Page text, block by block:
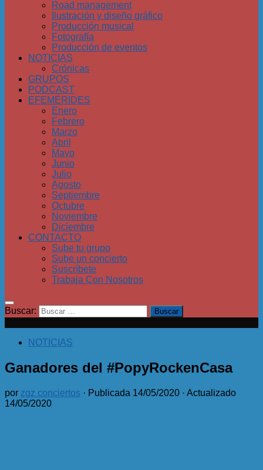
Road management
Ilustración y diseño gráfico
Producción musical
Fotografía
Producción de eventos
NOTICIAS
Crónicas
GRUPOS
PODCAST
EFEMÉRIDES
Enero
Febrero
Marzo
Abril
Mayo
Junio
Julio
Agosto
Septiembre
Octubre
Noviembre
Diciembre
CONTACTO
Sube tu grupo
Sube un concierto
Suscríbete
Trabaja Con Nosotros
Buscar:
NOTICIAS
Ganadores del #PopyRockenCasa
por zgz conciertos · Publicada 14/05/2020 · Actualizado
14/05/2020